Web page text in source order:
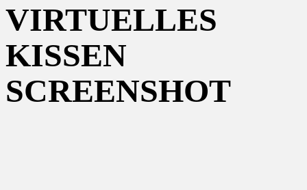
VIRTUELLES
KISSEN
SCREENSHOT